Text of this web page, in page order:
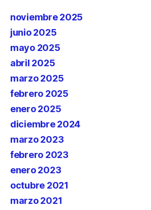
noviembre 2025
junio 2025
mayo 2025
abril 2025
marzo 2025
febrero 2025
enero 2025
diciembre 2024
marzo 2023
febrero 2023
enero 2023
octubre 2021
marzo 2021